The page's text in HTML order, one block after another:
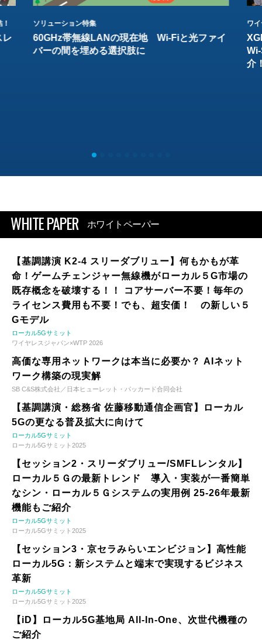
レ
ソリューション特集
60GHz帯無線LANの現在地 Wi-Fiと光ファイ
バーの間を埋める選択肢に
ワ
介
WHITE PAPER ホワイトペーパー
【基調講演 K2-4 スリーダブリュー】何もかもが革
命！ゲームチェンジャー無線機がローカル５G市場の
既存概念を破壊する！！ コアサーバー不要！毎年の
ライセンス費用も不要！でも、超安価！ の新しい５
Gモデル
ローカル5Gサミット
ワイヤレスジャパン×WTP 2026
高価な専用ネットワークは本当に必要か？ AIネット
ワーク構築の現実解
SB C&S株式会社／日本ヒューレット・パッカード合同会社
【基調講演・総務省 佐藤移動通信企画官】ローカル
5Gの更なる普及拡大に向けて
ローカル5Gサミット
ローカル5Gサミット2025
【セッション2・スリーダブリュー/SMFLレンタル】
ローカル５Ｇの最新トレンド 導入・実装が一番簡単
なシン・ローカル５Ｇシステムの実用例 25-26年最新
機能もご紹介
ローカル5Gサミット
ローカル5Gサミット2025
【セッション3・京セラみらいエンビジョン】高性能
ローカル5G：新システムと端末で実現するビジネス
革新
ローカル5Gサミット
ローカル5Gサミット2025
【iD】ローカル5G基地局 All-In-One、次世代機種の
ご紹介